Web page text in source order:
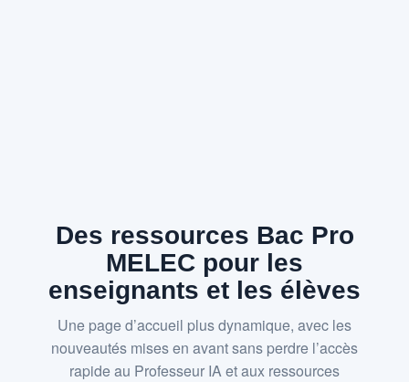
Des ressources Bac Pro
MELEC pour les
enseignants et les élèves
Une page d’accueil plus dynamique, avec les
nouveautés mises en avant sans perdre l’accès
rapide au Professeur IA et aux ressources